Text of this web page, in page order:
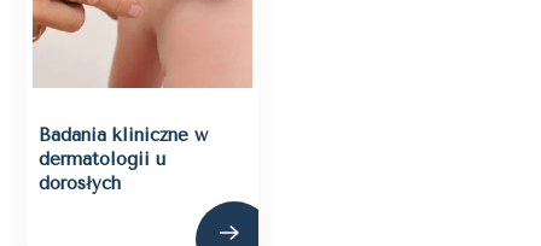
Badania kliniczne w
dermatologii u
dorosłych